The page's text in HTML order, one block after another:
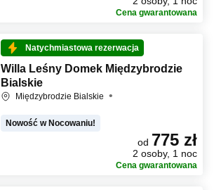
Cena gwarantowana
Natychmiastowa rezerwacja
Willa Leśny Domek Międzybrodzie
Bialskie
Międzybrodzie Bialskie
Nowość w Nocowaniu!
od 775 zł
2 osoby, 1 noc
Cena gwarantowana